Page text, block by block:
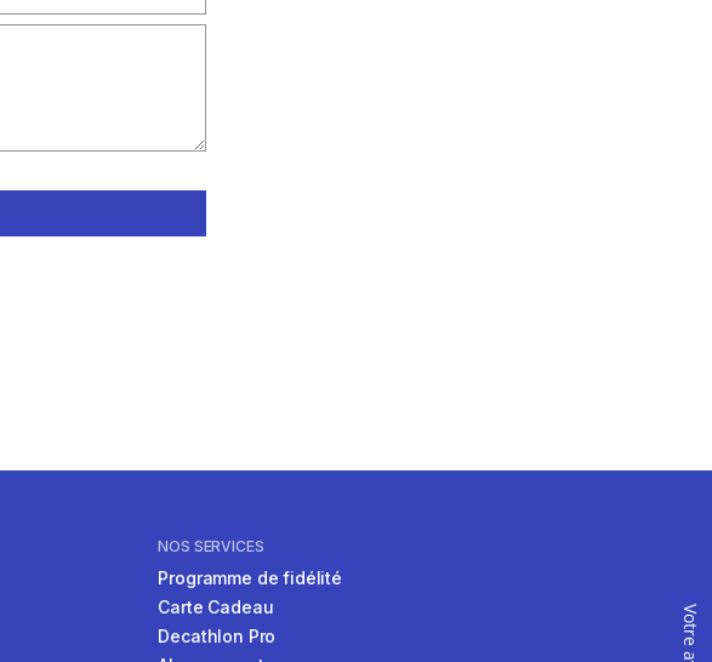
NOS SERVICES
Programme de fidélité
Carte Cadeau
Decathlon Pro
Votre avis